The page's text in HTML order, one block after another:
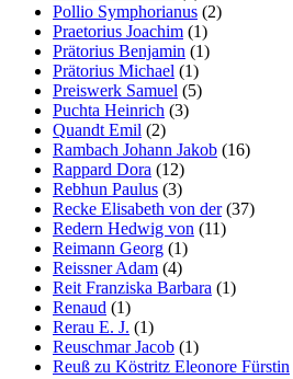
Pollio Symphorianus (2)
Praetorius Joachim (1)
Prätorius Benjamin (1)
Prätorius Michael (1)
Preiswerk Samuel (5)
Puchta Heinrich (3)
Quandt Emil (2)
Rambach Johann Jakob (16)
Rappard Dora (12)
Rebhun Paulus (3)
Recke Elisabeth von der(37)
Redern Hedwig von (11)
Reimann Georg (1)
Reissner Adam (4)
Reit Franziska Barbara (1)
Renaud (1)
Rerau E. J. (1)
Reuschmar Jacob (1)
Reuß zu Köstritz Eleonore Fürstin